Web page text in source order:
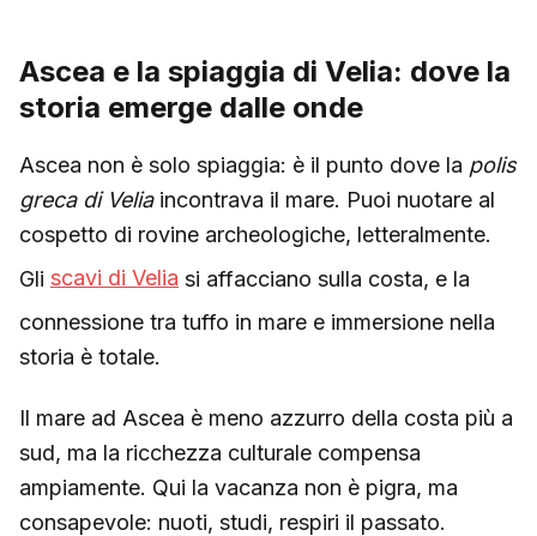
Ascea e la spiaggia di Velia: dove la
storia emerge dalle onde
Ascea non è solo spiaggia: è il punto dove la polis
greca di Veliaincontrava il mare. Puoi nuotare al
cospetto di rovine archeologiche, letteralmente.
Gli scavi di Velia si affacciano sulla costa, e la
connessione tra tuffo in mare e immersione nella
storia è totale.
Il mare ad Ascea è meno azzurro della costa più a
sud, ma la ricchezza culturale compensa
ampiamente. Qui la vacanza non è pigra, ma
consapevole: nuoti, studi, respiri il passato.